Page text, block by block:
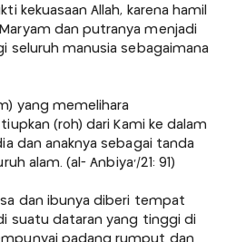
kekuasaan Allah, karena hamil
dan putranya menjadi
seluruh manusia sebagaimana
yang memelihara
(roh) dari Kami ke dalam
dan anaknya sebagai tanda
alam. (al- Anbiya'/21: 91)
dan ibunya diberi tempat
suatu dataran yang tinggi di
padang rumput dan